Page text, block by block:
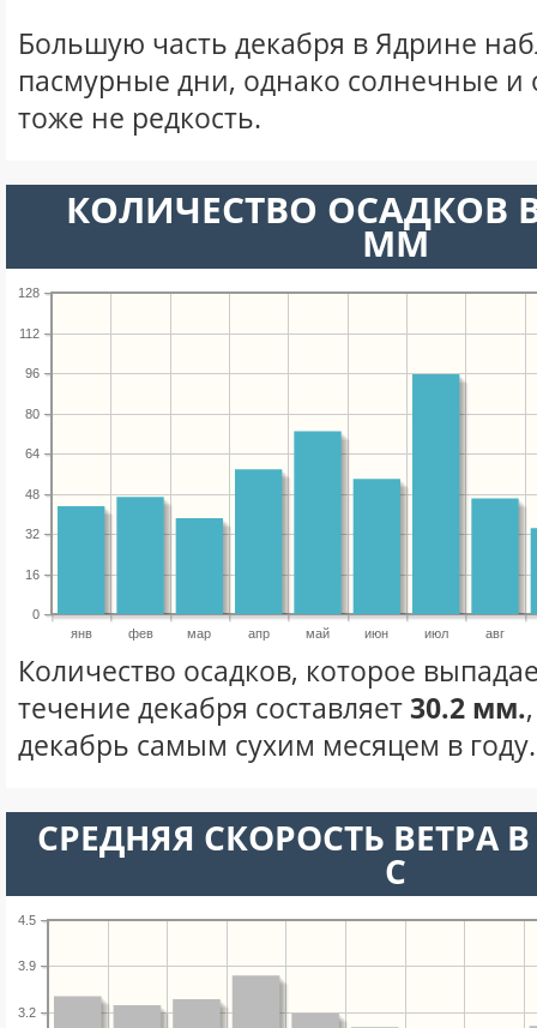
Большую часть декабря в Ядрине
пасмурные дни, однако солнечные
тоже не редкость.
КОЛИЧЕСТВО ОСАДКОВ
ММ
янв фев мар апр май июн июл авг
0
16
32
48
64
80
96
112
128
Количество осадков, которое
течение декабря составляет30.2 мм.
декабрь самым сухим месяцем в году.
СРЕДНЯЯ СКОРОСТЬ ВЕТРА
С
3.2
3.9
4.5